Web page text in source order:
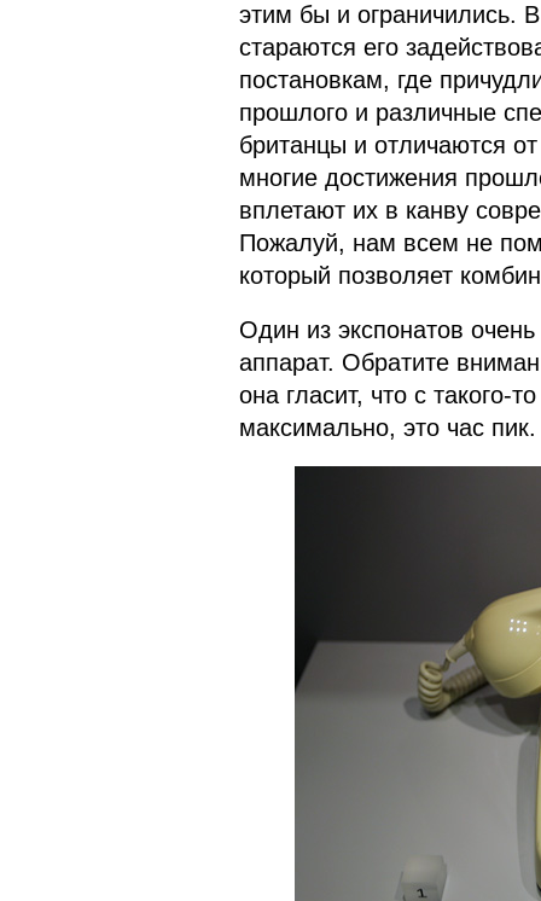
этим бы и ограничились.
стараются его
постановкам, где
прошлого и различные
британцы и отличаются
многие достижения
вплетают их в канву
Пожалуй, нам всем не
который позволяет
Один из экспонатов
аппарат. Обратите
она гласит, что с такого-
максимально, это час пик.